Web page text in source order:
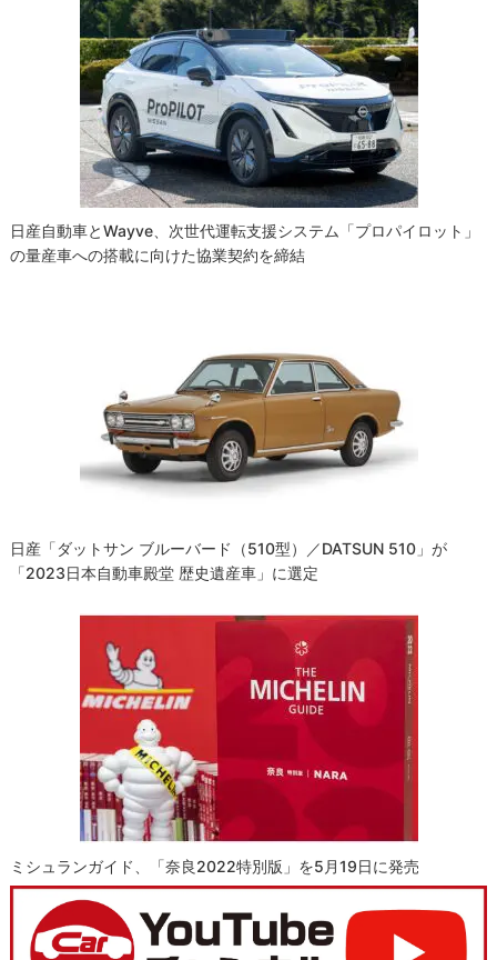
日産自動車とWayve、次世代運転支援システム「プロパイロット」
の量産車への搭載に向けた協業契約を締結
日産「ダットサン ブルーバード（510型）／DATSUN 510」が
「2023日本自動車殿堂 歴史遺産車」に選定
ミシュランガイド、「奈良2022特別版」を5月19日に発売